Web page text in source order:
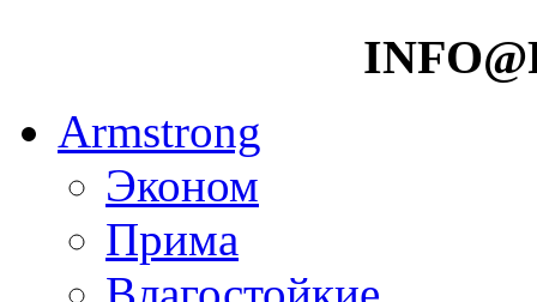
Armstrong
Эконом
Прима